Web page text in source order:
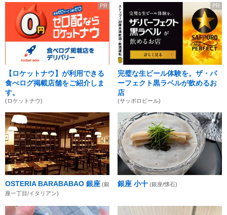
PR
【ロケットナウ】が利用できる
食べログ掲載店舗をご紹介しま
す。
(ロケットナウ)
PR
完璧な生ビール体験を。ザ・パ
ーフェクト黒ラベルが飲めるお
店
(サッポロビール)
OSTERIA BARABABAO 銀座 (銀
座一丁目/イタリアン)
銀座 小十 (銀座/懐石)